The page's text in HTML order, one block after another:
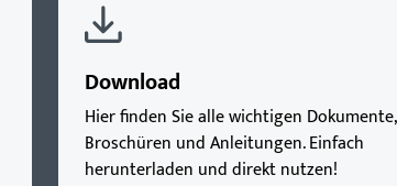
Download
Hier finden Sie alle wichtigen Dokumente,
Broschüren und Anleitungen. Einfach
herunterladen und direkt nutzen!